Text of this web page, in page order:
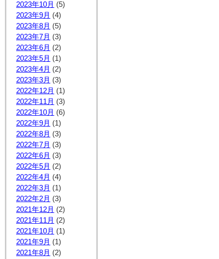
2023年10月 (5)
2023年9月 (4)
2023年8月 (5)
2023年7月 (3)
2023年6月 (2)
2023年5月 (1)
2023年4月 (2)
2023年3月 (3)
2022年12月 (1)
2022年11月 (3)
2022年10月 (6)
2022年9月 (1)
2022年8月 (3)
2022年7月 (3)
2022年6月 (3)
2022年5月 (2)
2022年4月 (4)
2022年3月 (1)
2022年2月 (3)
2021年12月 (2)
2021年11月 (2)
2021年10月 (1)
2021年9月 (1)
2021年8月 (2)